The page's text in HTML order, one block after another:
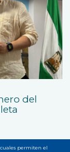
del
cuales permiten el